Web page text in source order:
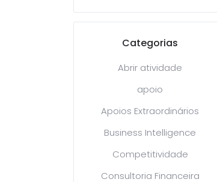
Categorias
Abrir atividade
apoio
Apoios Extraordinários
Business Intelligence
Competitividade
Consultoria Financeira